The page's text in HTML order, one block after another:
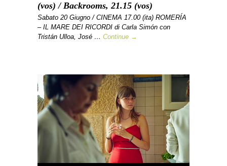
(vos) / Backrooms, 21.15 (vos)
Sabato 20 Giugno / CINEMA 17.00 (ita) ROMERÍA
– IL MARE DEI RICORDI di Carla Simón con
Tristán Ulloa, José … Continue →